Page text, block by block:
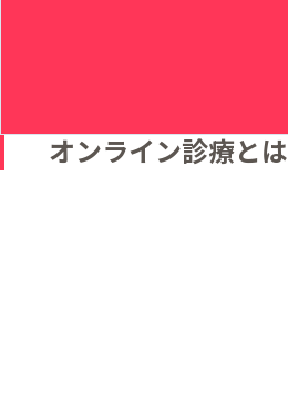
オンライン診療とは